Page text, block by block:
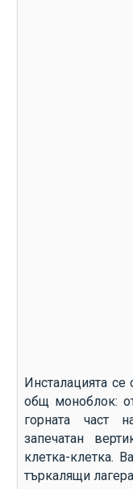
Инсталацията
общ моноблок:
горната част
запечатан
клетка-клетка.
търкалящи